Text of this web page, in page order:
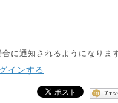
に通知されるようになりま
インする